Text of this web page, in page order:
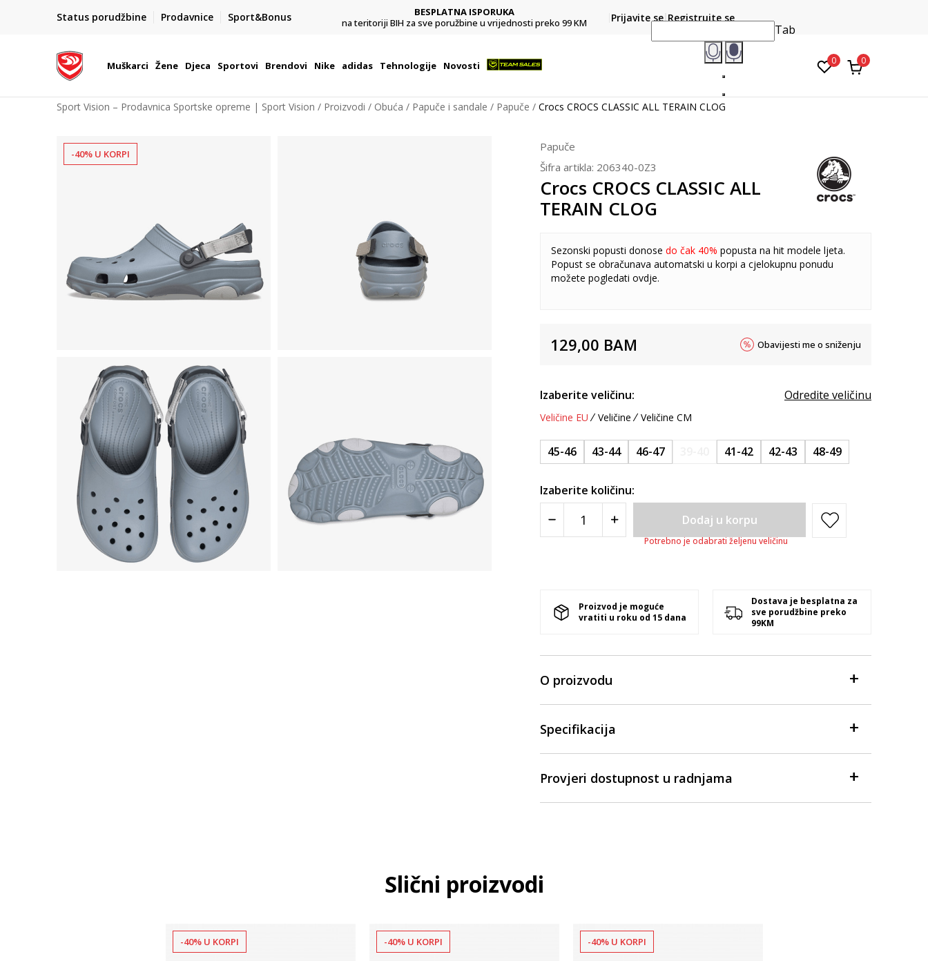
Status porudžbine Prodavnice Sport&Bonus
POZOVITE NAS NA : 055/490-400
Pon-Pet od 9h - 16h
BESPLATNA ISPORUKA
na teritoriji BIH za sve poružbine u vrijednosti preko 99 KM
Platite karticom online i preuzmite u prodavnici po vašem
Prijavite se Registrujte se
Muškarci Žene Djeca Sportovi Brendovi Nike adidas Tehnologije Novosti
Tab
0 0
Sport Vision – Prodavnica Sportske opreme | Sport Vision Proizvodi Obuća Papuče i sandale Papuče Crocs CROCS CLASSIC ALL TERAIN CLOG
-40% U KORPI
Papuče
Šifra artikla: 206340-0Z3
Crocs CROCS CLASSIC ALL
TERAIN CLOG
Sezonski popusti donose do čak 40% popusta na hit modele ljeta.
Popust se obračunava automatski u korpi a cjelokupnu ponudu
možete pogledati ovdje.
129,00 BAM Obavijesti me o sniženju
Izaberite veličinu: Odredite veličinu
Veličine EU Veličine Veličine CM
45-46 43-44 46-47 41-42 42-43 48-49
Izaberite količinu:
Dodaj u korpu
Potrebno je odabrati željenu veličinu
Proizvod je moguće
vratiti u roku od 15 dana
Dostava je besplatna za
sve porudžbine preko
99KM
O proizvodu
Specifikacija
Provjeri dostupnost u radnjama
Slični proizvodi
-40% U KORPI -40% U KORPI -40% U KORPI